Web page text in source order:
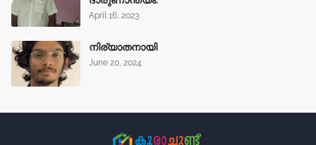
April 16, 2023
നിര്യാതനായി
June 20, 2024